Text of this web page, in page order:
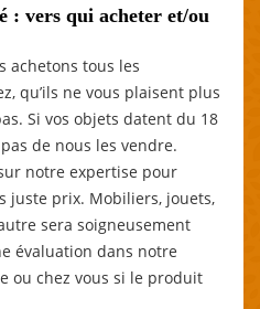
: vers qui acheter et/ou
achetons tous les
qu’ils ne vous plaisent plus
Si vos objets datent du 18
de nous les vendre.
notre expertise pour
juste prix. Mobiliers, jouets,
sera soigneusement
évaluation dans notre
ou chez vous si le produit